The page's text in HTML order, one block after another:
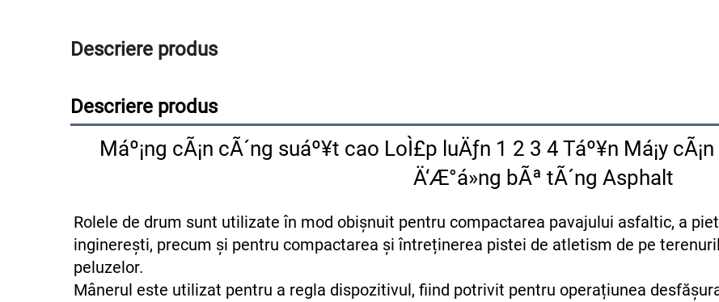
Descriere produs
Descriere produs
Máº¡ng cÃ¡n cÃ´ng suáº¥t cao LoÌ£p luÄƒn 1 2 3 4 Táº¥n Má¡y
Ä‘Æ°á»ng bÃª tÃ´ng Asphalt
Rolele de drum sunt utilizate în mod obișnuit pentru compactarea pavajului asfaltic, a
inginerești, precum și pentru compactarea și întreținerea pistei de atletism de pe
peluzelor.